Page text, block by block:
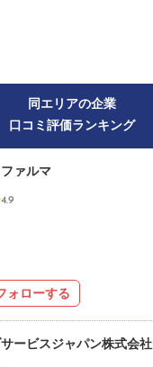
同エリアの企業
口コミ評価ランキング
ァルマ
4.9
ォローする
ービスジャパン株式会社